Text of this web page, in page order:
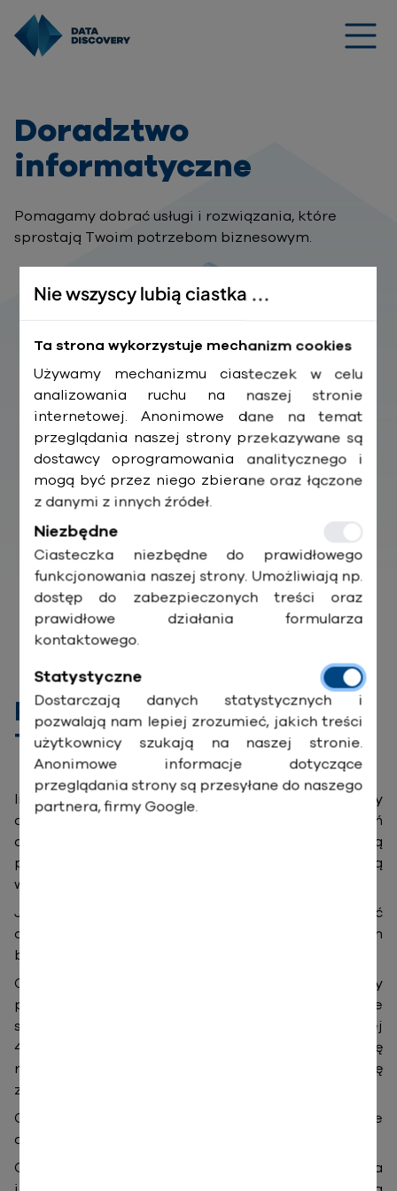
Doradztwo
informatyczne
Pomagamy dobrać usługi i rozwiązania, które
sprostają Twoim potrzebom biznesowym.
Rozwiązania optymalne dla
Twojego biznesu
Informatyka wkroczyła we wszystkie dziedziny
działalności biznesowej, a mnogość rozwiązań
dostępnych na rynku i ich ciągłe zmiany mogą
przyprawić o ból głowy nawet osoby z ekspercką
wiedzą IT.
Jak w tej sytuacji dobrać i wdrożyć
oprogramowanie, które sprosta naszym potrzebom
biznesowym?
Czy program do zarządzania hotelem zachwalany
przez twórców i prezentowany na małym obiekcie
sprawdzi się w przypadku jednostki posiadającej
400 pokoi? Czy zaproponowany przez sprzedawcę
router na pewno pozwoli zorganizować pracę
zdalną dla wszystkich członków zespołu?
Czy chmura obliczeniowa pomieści wszystkie nasze
dane i jak to policzyć?
Czy proponowana przez wykonawcę nowa witryna
Nie wszyscy lubią ciastka ...
Ta strona wykorzystuje mechanizm cookies
Używamy mechanizmu ciasteczek w celu
analizowania ruchu na naszej stronie
internetowej. Anonimowe dane na temat
przeglądania naszej strony przekazywane są
dostawcy oprogramowania analitycznego i
mogą być przez niego zbierane oraz łączone
z danymi z innych źródeł.
Niezbędne
Ciasteczka niezbędne do prawidłowego
funkcjonowania naszej strony. Umożliwiają np.
dostęp do zabezpieczonych treści oraz
prawidłowe działania formularza
kontaktowego.
Statystyczne
Dostarczają danych statystycznych i
pozwalają nam lepiej zrozumieć, jakich treści
użytkownicy szukają na naszej stronie.
Anonimowe informacje dotyczące
przeglądania strony są przesyłane do naszego
partnera, firmy Google.